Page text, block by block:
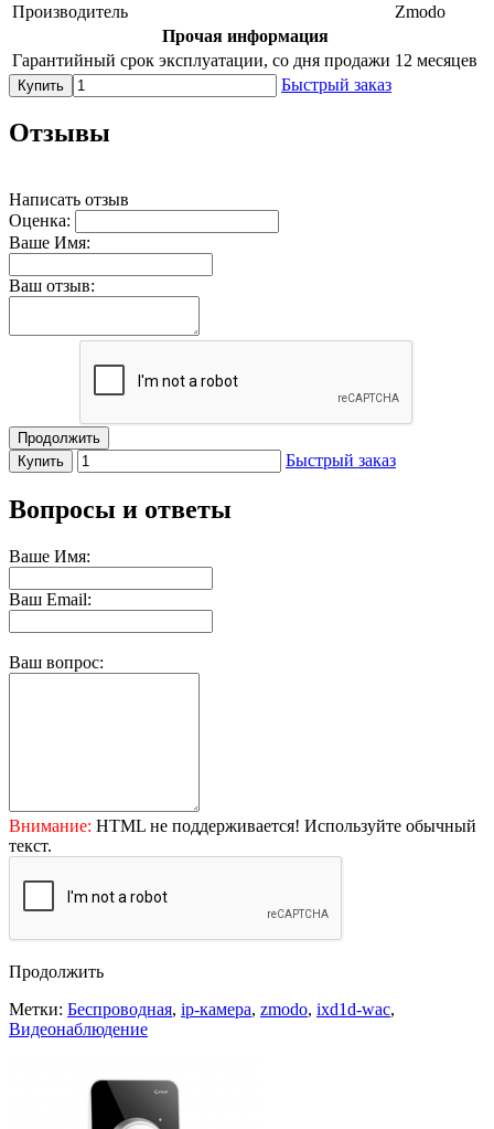
Производитель
Zmodo
Прочая информация
Гарантийный срок эксплуатации, со дня продажи 12 месяцев
Купить Быстрый заказ
Отзывы
Написать отзыв
Оценка:
Ваше Имя:
Ваш отзыв:
Продолжить
Купить
Быстрый заказ
Вопросы и ответы
Ваше Имя:
Ваш Email:
Ваш вопрос:
Внимание: HTML не поддерживается! Используйте обычный
текст.
Продолжить
Метки: Беспроводная, ip-камера, zmodo, ixd1d-wac,
Видеонаблюдение